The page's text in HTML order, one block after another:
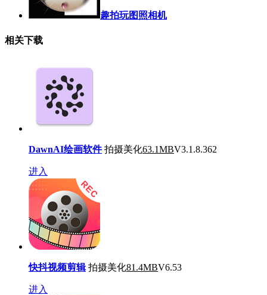
趣拍玩图照相机
相关下载
DawnAI绘画软件 拍摄美化63.1MBV3.1.8.362
进入
快抖视频剪辑 拍摄美化81.4MBV6.53
进入